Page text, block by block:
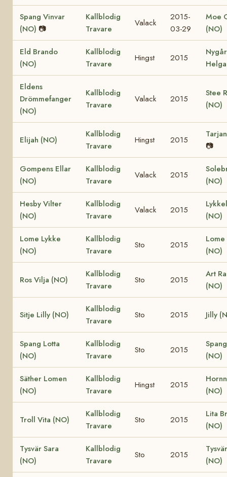
Spang Vinvar
(NO) 📷
Kallblodig
Travare
Valack
2015-
03-29
Moe
(NO)
Eld Brando
(NO)
Kallblodig
Travare
Hingst 2015
Eldens
Drömmefanger
(NO)
Kallblodig
Travare
Valack 2015
Stee
(NO)
Elijah (NO)
Kallblodig
Travare
Hingst 2015
📷
Gompens Ellar
(NO)
Kallblodig
Travare
Valack 2015
(NO)
Hesby Vilter
(NO)
Kallblodig
Travare
Valack 2015
(NO)
Lome Lykke
(NO)
Kallblodig
Travare
Sto 2015
(NO)
Ros Vilja (NO)
Kallblodig
Travare
Sto 2015
Art
(NO)
Sitje Lilly (NO)
Kallblodig
Travare
Sto 2015 Jilly
Spang Lotta
(NO)
Kallblodig
Travare
Sto 2015
(NO)
Säther Lomen
(NO)
Kallblodig
Travare
Hingst 2015
(NO)
Troll Vita (NO)
Kallblodig
Travare
Sto 2015
Lita
(NO)
Tysvär Sara
(NO)
Kallblodig
Travare
Sto 2015
(NO)